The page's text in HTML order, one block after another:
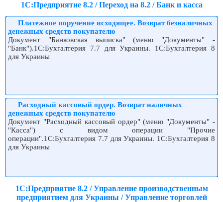
1С:Предприятие 8.2 / Переход на 8.2 / Банк и касса
Платежное поручение исходящее. Возврат безналичных
денежных средств покупателю
Документ "Банковская выписка" (меню "Документы" -
"Банк").1С:Бухгалтерия 7.7 для Украины. 1С:Бухгалтерия 8
для Украины
Расходный кассовый ордер. Возврат наличных
денежных средств покупателю
Документ "Расходный кассовый ордер" (меню "Документы" -
"Касса") с видом операции "Прочие
операции".1С:Бухгалтерия 7.7 для Украины. 1С:Бухгалтерия 8
для Украины
1С:Предприятие 8.2 / Управление производственным
предприятием для Украины / Управление торговлей